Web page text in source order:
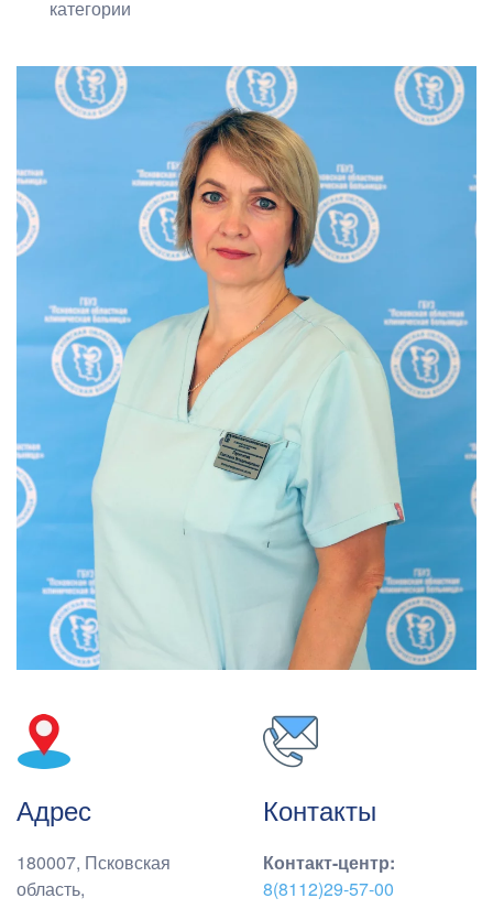
категории
Адрес
180007, Псковская
область,
Контакты
Контакт-центр:
8(8112)29-57-00